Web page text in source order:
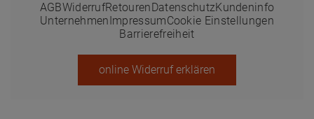
AGBWiderrufRetourenDatenschutzKundeninfo
UnternehmenImpressumCookie Einstellungen
Barrierefreiheit
online Widerruf erklären